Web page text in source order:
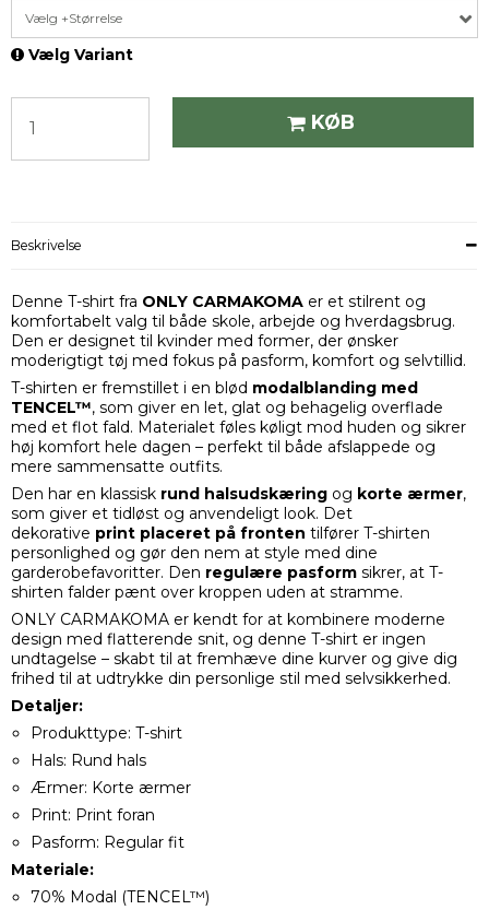
Vælg +Størrelse
Vælg Variant
KØB
Beskrivelse
Denne T-shirt fra ONLY CARMAKOMA er et stilrent og
komfortabelt valg til både skole, arbejde og hverdagsbrug.
Den er designet til kvinder med former, der ønsker
moderigtigt tøj med fokus på pasform, komfort og selvtillid.
T-shirten er fremstillet i en blød modalblanding med
TENCEL™, som giver en let, glat og behagelig overflade
med et flot fald. Materialet føles køligt mod huden og sikrer
høj komfort hele dagen – perfekt til både afslappede og
mere sammensatte outfits.
Den har en klassisk rund halsudskæring og korte ærmer,
som giver et tidløst og anvendeligt look. Det
dekorative print placeret på fronten tilfører T-shirten
personlighed og gør den nem at style med dine
garderobefavoritter. Den regulære pasform sikrer, at T-
shirten falder pænt over kroppen uden at stramme.
ONLY CARMAKOMA er kendt for at kombinere moderne
design med flatterende snit, og denne T-shirt er ingen
undtagelse – skabt til at fremhæve dine kurver og give dig
frihed til at udtrykke din personlige stil med selvsikkerhed.
Detaljer:
Produkttype: T-shirt
Hals: Rund hals
Ærmer: Korte ærmer
Print: Print foran
Pasform: Regular fit
Materiale:
70% Modal (TENCEL™)